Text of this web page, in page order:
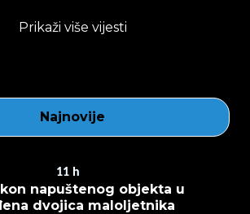
Prikaži više vijesti
Najnovije
11 h
napuštenog objekta u
dvojica maloljetnika